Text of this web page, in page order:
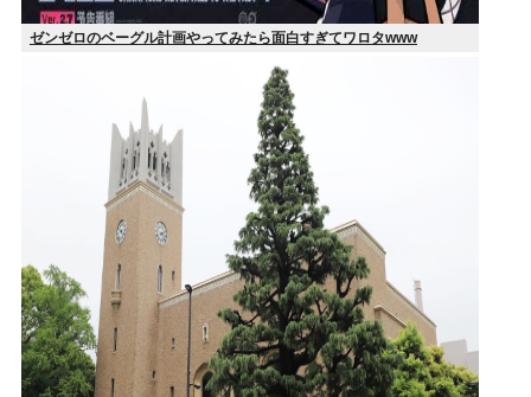
ゼンゼロのベーグル計画やってみたら面白すぎてワロタwww